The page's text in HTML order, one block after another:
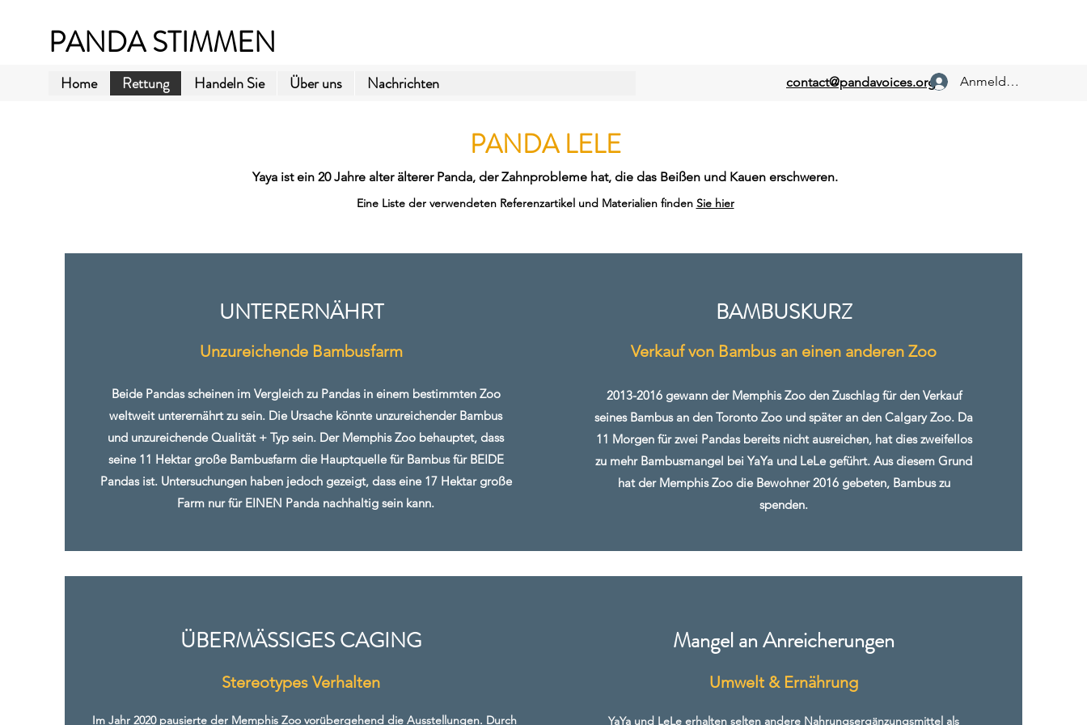
PANDA STIMMEN
Home Rettung Handeln Sie Über uns Nachrichten contact@pandavoices.org Anmelden
PANDA LELE
Yaya ist ein 20 Jahre alter älterer Panda, der Zahnprobleme hat, die das Beißen und Kauen erschweren.
Eine Liste der verwendeten Referenzartikel und Materialien finden Sie hier
UNTERERNÄHRT
Unzureichende Bambusfarm
Beide Pandas scheinen im Vergleich zu Pandas in einem bestimmten Zoo
weltweit unterernährt zu sein. Die Ursache könnte unzureichender Bambus
und unzureichende Qualität + Typ sein. Der Memphis Zoo behauptet, dass
seine 11 Hektar große Bambusfarm die Hauptquelle für Bambus für BEIDE
Pandas ist. Untersuchungen haben jedoch gezeigt, dass eine 17 Hektar große
Farm nur für EINEN Panda nachhaltig sein kann.
BAMBUSKURZ
Verkauf von Bambus an einen anderen Zoo
2013-2016 gewann der Memphis Zoo den Zuschlag für den Verkauf
seines Bambus an den Toronto Zoo und später an den Calgary Zoo. Da
11 Morgen für zwei Pandas bereits nicht ausreichen, hat dies zweifellos
zu mehr Bambusmangel bei YaYa und LeLe geführt. Aus diesem Grund
hat der Memphis Zoo die Bewohner 2016 gebeten, Bambus zu
spenden.
ÜBERMÄSSIGES CAGING
Stereotypes Verhalten
Im Jahr 2020 pausierte der Memphis Zoo vorübergehend die Ausstellungen. Durch
Mangel an Anreicherungen
Umwelt & Ernährung
YaYa und LeLe erhalten selten andere Nahrungsergänzungsmittel als